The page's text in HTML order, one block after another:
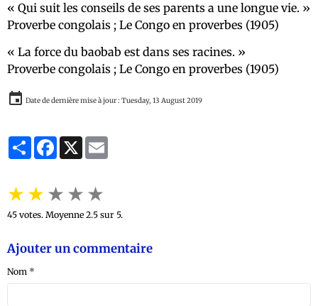
Qui suit les conseils de ses parents a une longue vie.
Proverbe congolais ; Le Congo en proverbes (1905)
La force du baobab est dans ses racines.
Proverbe congolais ; Le Congo en proverbes (1905)
Date de dernière mise à jour : Tuesday, 13 August 2019
PartagerFacebook
X
★★★★★
45 votes. Moyenne 2.5 sur 5.
Ajouter un commentaire
Nom